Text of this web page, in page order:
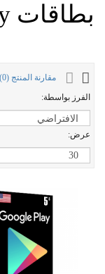
بطاقات Google Play
مقارنة المنتج (0)
الفرز بواسطة:
عرض: